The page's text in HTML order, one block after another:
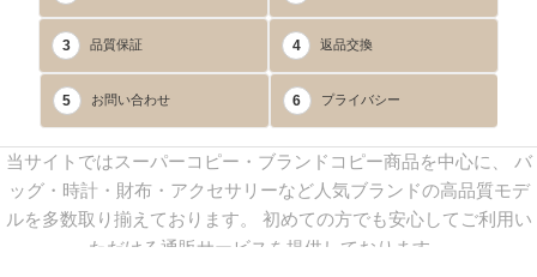
3 品質保証 4 返品交換
5 お問い合わせ 6 プライバシー
当サイトではスーパーコピー・ブランドコピー商品を中心に、 バ
ッグ・時計・財布・アクセサリーなど人気ブランドの高品質モデ
ルを多数取り揃えております。 初めての方でも安心してご利用い
ただける通販サービスを提供しております。